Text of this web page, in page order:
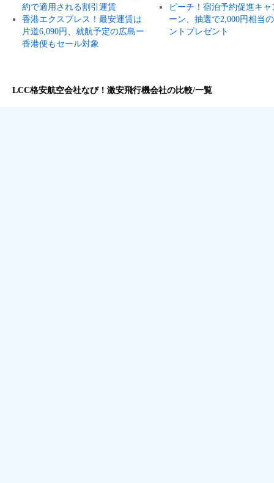
約で適用される割引運賃
香港エクスプレス！最安運賃は
片道6,090円、就航予定の広島ー
香港便もセール対象
ピーチ！宿泊予約促進キャ
ーン、抽選で2,000円相当
ントプレゼント
LCC格安航空会社なび！激安飛行機会社の比較/一覧